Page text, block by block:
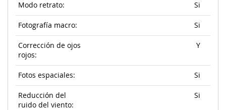
Modo retrato: Si
Fotografía macro: Si
Corrección de ojos
rojos:
Y
Fotos espaciales: Si
Reducción del
ruido del viento:
Si